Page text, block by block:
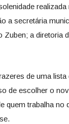
a secretária
Zuben; a
de uma
de escolher o
quem trabalha